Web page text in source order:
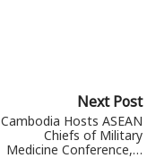
Next Post
Cambodia Hosts ASEAN
Chiefs of Military
Medicine Conference,…